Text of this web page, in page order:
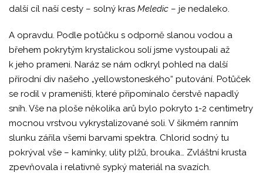
další cíl naší cesty – solný kras Meledic – je nedaleko.
A opravdu. Podle potůčku s odporně slanou vodou a
břehem pokrytým krystalickou solí jsme vystoupali až
k jeho prameni. Naráz se nám odkryl pohled na další
přírodní div našeho „yellowstoneského“ putování. Potůček
se rodil v prameništi, které připomínalo čerstvě napadlý
sníh. Vše na ploše několika arů bylo pokryto 1-2 centimetry
mocnou vrstvou vykrystalizované soli. V šikmém ranním
slunku zářila všemi barvami spektra. Chlorid sodný tu
pokrýval vše – kamínky, ulity plžů, brouka… Zvláštní krusta
zpevňovala i relativně sypký materiál na svazích.